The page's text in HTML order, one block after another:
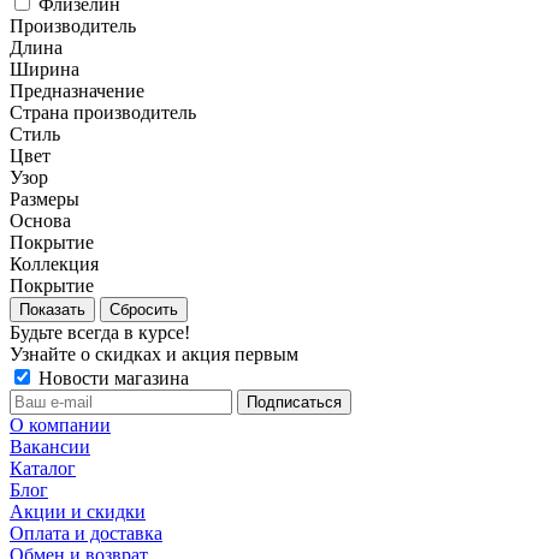
Производитель
Длина
Ширина
Предназначение
Страна производитель
Стиль
Цвет
Узор
Размеры
Основа
Покрытие
Коллекция
Покрытие
Сбросить
Будьте всегда в курсе!
Узнайте о скидках и акция первым
Новости магазина
О компании
Вакансии
Каталог
Блог
Акции и скидки
Оплата и доставка
Обмен и возврат